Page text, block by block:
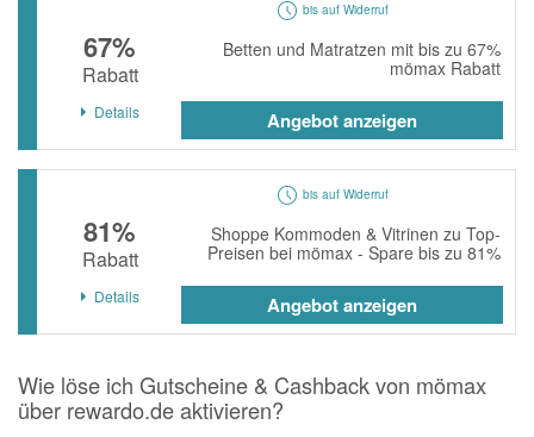
bis auf Widerruf
67%
Rabatt
Betten und Matratzen mit bis zu 67%
mömax Rabatt
Details Angebot anzeigen
bis auf Widerruf
81%
Rabatt
Shoppe Kommoden & Vitrinen zu Top-
Preisen bei mömax - Spare bis zu 81%
Details Angebot anzeigen
Wie löse ich Gutscheine & Cashback von mömax
über rewardo.de aktivieren?